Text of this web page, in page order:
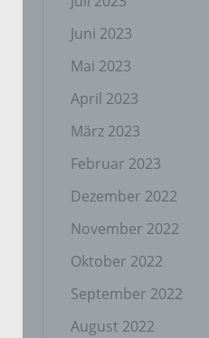
Juni 2023
Mai 2023
April 2023
März 2023
Februar 2023
Dezember 2022
November 2022
Oktober 2022
September 2022
August 2022